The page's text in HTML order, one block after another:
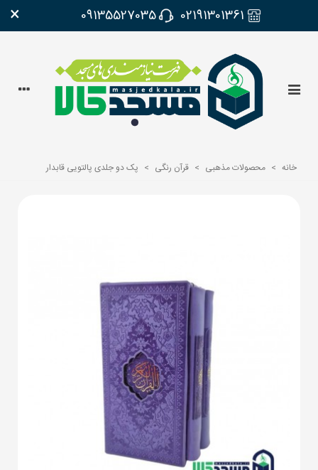
02191301361
09135527035
×
خانه > محصولات مذهبی > قرآن رنگی > پک دو جلدی پالتویی قابدار